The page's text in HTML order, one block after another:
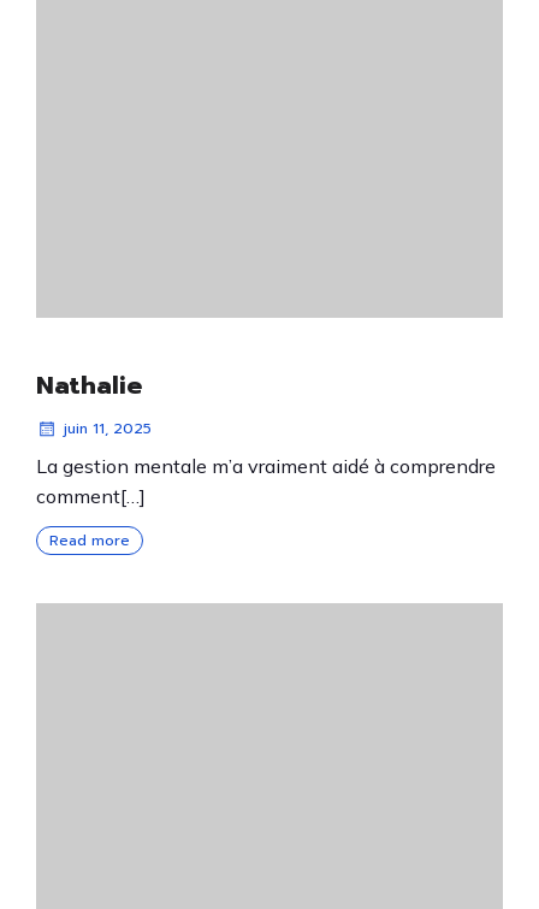
Nathalie
juin 11, 2025
La gestion mentale m’a vraiment aidé à comprendre
comment[…]
Read more